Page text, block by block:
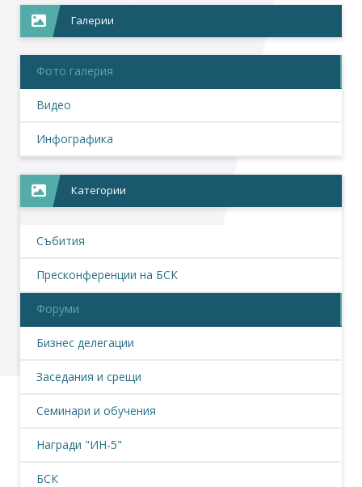
Галерии
Фото галерия
Видео
Инфографика
Категории
Събития
Пресконференции на БСК
Форуми
Бизнес делегации
Заседания и срещи
Семинари и обучения
Награди "ИН-5"
БСК